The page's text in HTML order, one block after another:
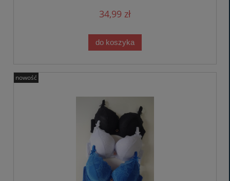
34,99 zł
do koszyka
nowość